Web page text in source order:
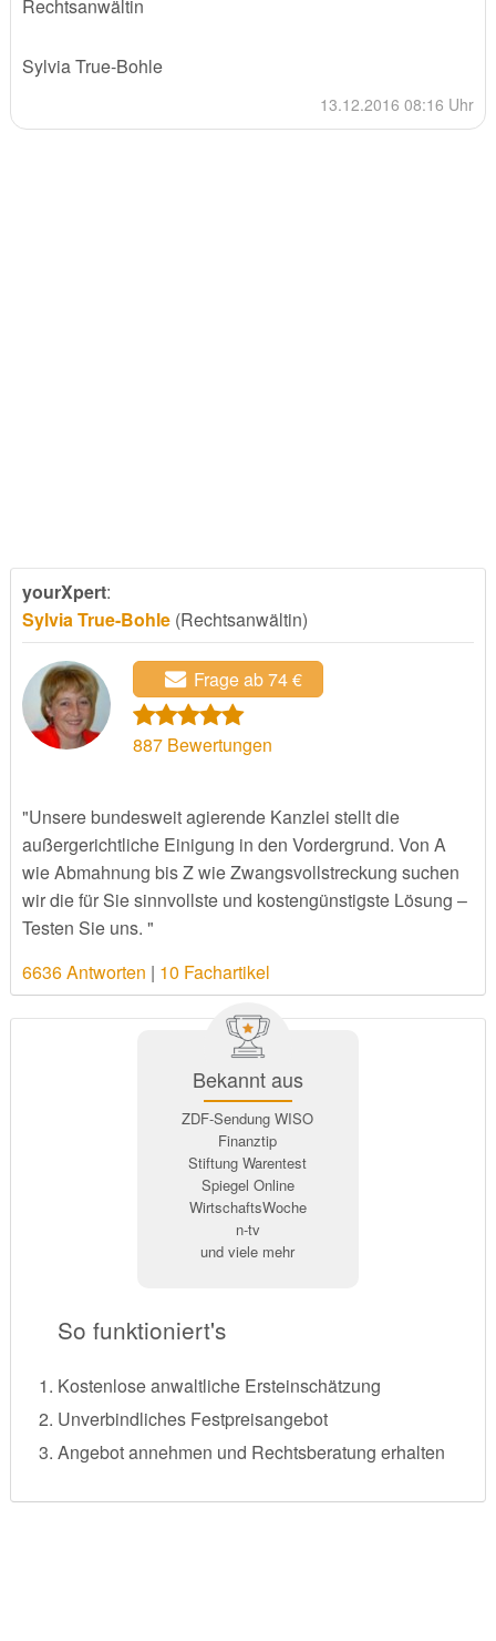
Rechtsanwältin
Sylvia True-Bohle
13.12.2016 08:16 Uhr
yourXpert:
Sylvia True-Bohle(Rechtsanwältin)
Frage ab 74 €
887Bewertungen
"Unsere bundesweit agierende Kanzlei stellt die
außergerichtliche Einigung in den Vordergrund. Von A
wie Abmahnung bis Z wie Zwangsvollstreckung suchen
wir die für Sie sinnvollste und kostengünstigste Lösung –
Testen Sie uns. "
6636 Antworten | 10 Fachartikel
Bekannt aus
ZDF-Sendung WISO
Finanztip
Stiftung Warentest
Spiegel Online
WirtschaftsWoche
n-tv
und viele mehr
So funktioniert's
Kostenlose anwaltliche Ersteinschätzung
Unverbindliches Festpreisangebot
Angebot annehmen und Rechtsberatung erhalten